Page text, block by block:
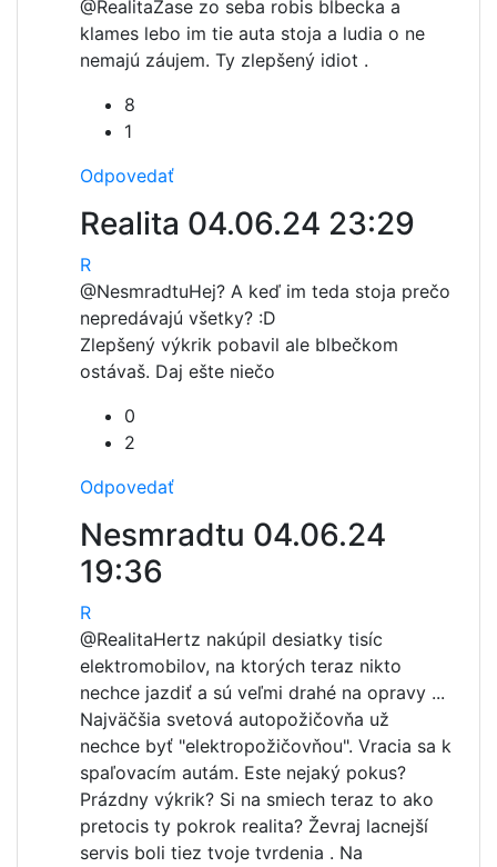
@RealitaZase zo seba robis blbecka a
klames lebo im tie auta stoja a ludia o ne
nemajú záujem. Ty zlepšený idiot .
8
1
Odpovedať
Realita 04.06.24 23:29
R
@NesmradtuHej? A keď im teda stoja prečo
nepredávajú všetky? :D
Zlepšený výkrik pobavil ale blbečkom
ostávaš. Daj ešte niečo
0
2
Odpovedať
Nesmradtu 04.06.24
19:36
R
@RealitaHertz nakúpil desiatky tisíc
elektromobilov, na ktorých teraz nikto
nechce jazdiť a sú veľmi drahé na opravy ...
Najväčšia svetová autopožičovňa už
nechce byť "elektropožičovňou". Vracia sa k
spaľovacím autám. Este nejaký pokus?
Prázdny výkrik? Si na smiech teraz to ako
pretocis ty pokrok realita? Ževraj lacnejší
servis boli tiez tvoje tvrdenia . Na